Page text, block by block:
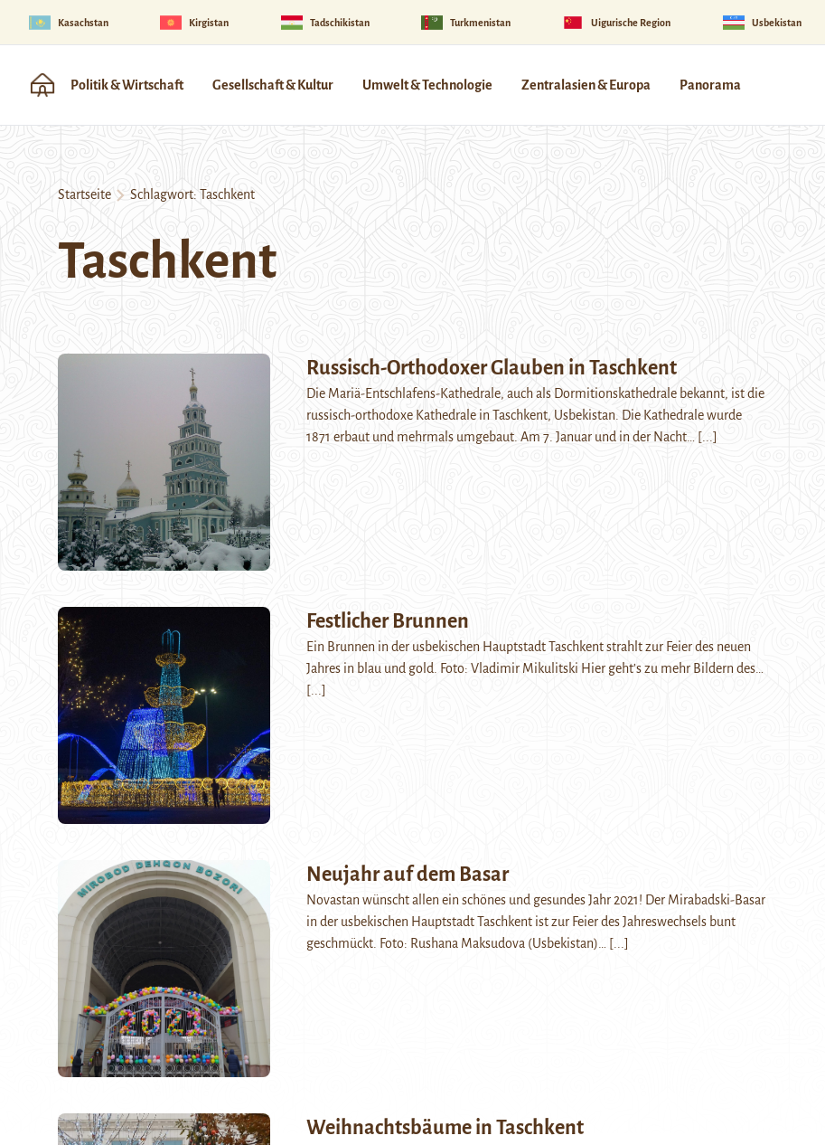
Kasachstan Kirgistan Tadschikistan Turkmenistan Uigurische Region Usbekistan
Politik & Wirtschaft Gesellschaft & Kultur Umwelt & Technologie Zentralasien & Europa Panorama
Startseite Schlagwort: Taschkent
Taschkent
Russisch-Orthodoxer Glauben in Taschkent
Die Mariä-Entschlafens-Kathedrale, auch als Dormitionskathedrale bekannt, ist die
russisch-orthodoxe Kathedrale in Taschkent, Usbekistan. Die Kathedrale wurde
1871 erbaut und mehrmals umgebaut. Am 7. Januar und in der Nacht…
[...]
Festlicher Brunnen
Ein Brunnen in der usbekischen Hauptstadt Taschkent strahlt zur Feier des neuen
Jahres in blau und gold. Foto: Vladimir Mikulitski Hier geht’s zu mehr Bildern des…
[...]
Neujahr auf dem Basar
Novastan wünscht allen ein schönes und gesundes Jahr 2021! Der Mirabadski-Basar
in der usbekischen Hauptstadt Taschkent ist zur Feier des Jahreswechsels bunt
geschmückt. Foto: Rushana Maksudova (Usbekistan)…
[...]
Weihnachtsbäume in Taschkent